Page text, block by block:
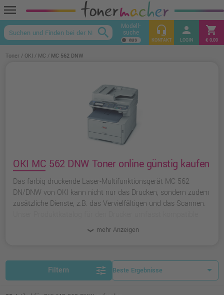
menu
keyboard_arrow_up
search Modell-
suche headset_mic
KONTAKT
person
LOGIN
shopping_cart
€ 0,00
Toner OKI MC MC 562 DNW
OKI MC 562 DNW Toner online günstig kaufen
Das farbig druckende Laser-Multifunktionsgerät MC 562
DN/DNW von OKI kann nicht nur das Drucken, sondern zudem
zusätzliche Dienste, z.B. das Vervielfältigen und das Scannen.
und originale Toner und Zubehör-Artikel.
mehr Anzeigen
Filtern tune